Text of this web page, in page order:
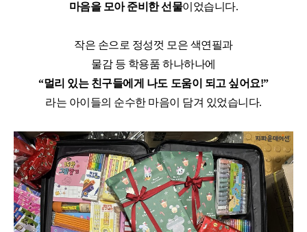
마음을 모아 준비한 선물이었습니다.
작은 손으로 정성껏 모은 색연필과
물감 등 학용품 하나하나에
“멀리 있는 친구들에게 나도 도움이 되고 싶어요!”
라는 아이들의 순수한 마음이 담겨 있었습니다.